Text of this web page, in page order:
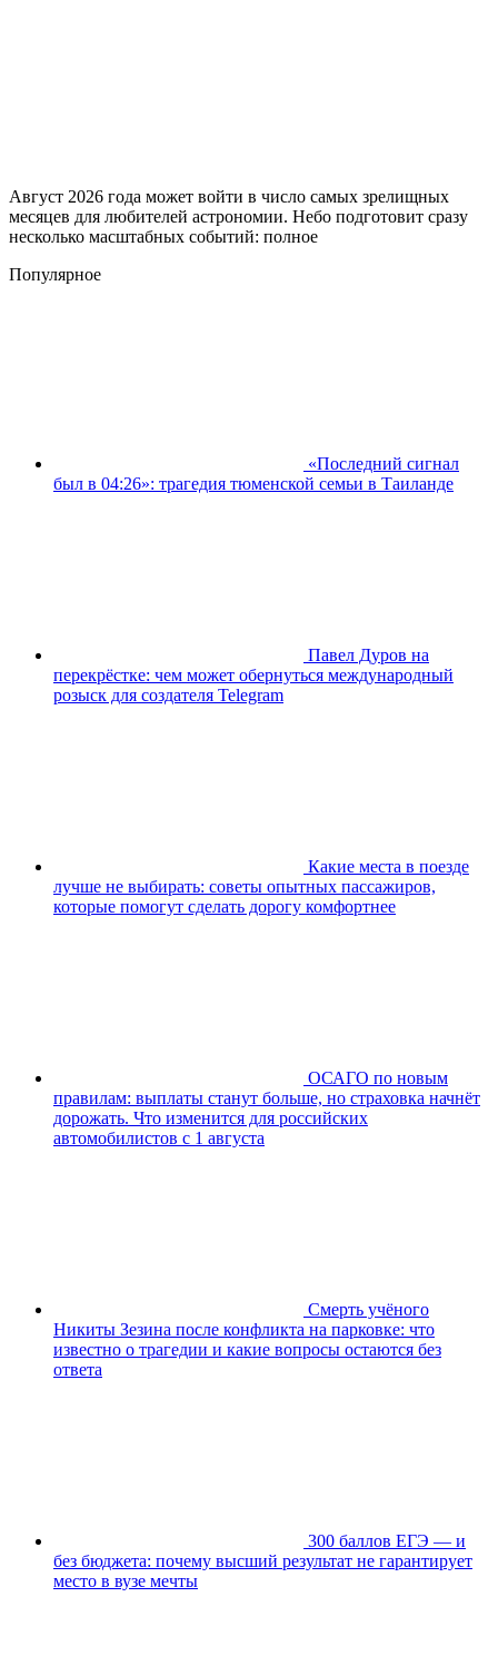
Август 2026 года может войти в число самых зрелищных
месяцев для любителей астрономии. Небо подготовит сразу
несколько масштабных событий: полное
Популярное
«Последний сигнал
был в 04:26»: трагедия тюменской семьи в Таиланде
Павел Дуров на
перекрёстке: чем может обернуться международный
розыск для создателя Telegram
Какие места в поезде
лучше не выбирать: советы опытных пассажиров,
которые помогут сделать дорогу комфортнее
ОСАГО по новым
правилам: выплаты станут больше, но страховка начнёт
дорожать. Что изменится для российских
автомобилистов с 1 августа
Смерть учёного
Никиты Зезина после конфликта на парковке: что
известно о трагедии и какие вопросы остаются без
ответа
300 баллов ЕГЭ — и
без бюджета: почему высший результат не гарантирует
место в вузе мечты